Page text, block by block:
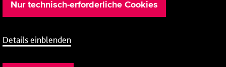
Nur technisch-erforderliche Cookies
Details einblenden